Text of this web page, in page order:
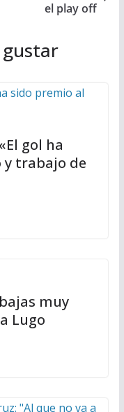
el play off
gol ha
y trabajo de
muy
Lugo